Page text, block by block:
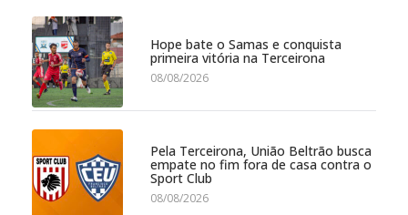
Hope bate o Samas e conquista
primeira vitória na Terceirona
08/08/2026
Pela Terceirona, União Beltrão busca
empate no fim fora de casa contra o
Sport Club
08/08/2026